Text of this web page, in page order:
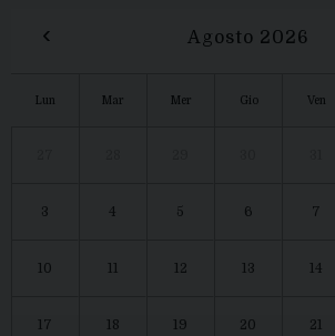
‹ Agosto 2026
Lun Mar Mer Gio Ven
3 4 5 6 7
10 12 13 14
17 18 19 20 21